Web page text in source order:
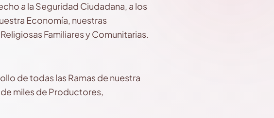
a la Seguridad Ciudadana, a los
Economía, nuestras
Familiares y Comunitarias.
de todas las Ramas de nuestra
miles de Productores,